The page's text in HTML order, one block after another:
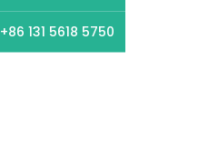
+86 131 5618 5750